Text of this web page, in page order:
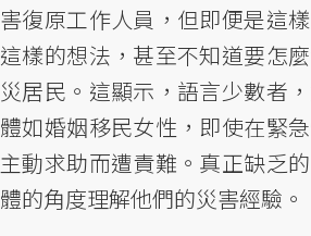
害復原工作人員，但即便是這
這樣的想法，甚至不知道要怎
災居民。這顯示，語言少數者
體如婚姻移民女性，即使在緊
主動求助而遭責難。真正缺乏
體的角度理解他們的災害經驗。